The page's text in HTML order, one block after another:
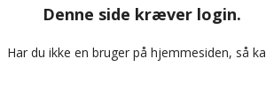
websiteDenne side kræver login.
Har du ikke en bruger på hjemmesiden, så